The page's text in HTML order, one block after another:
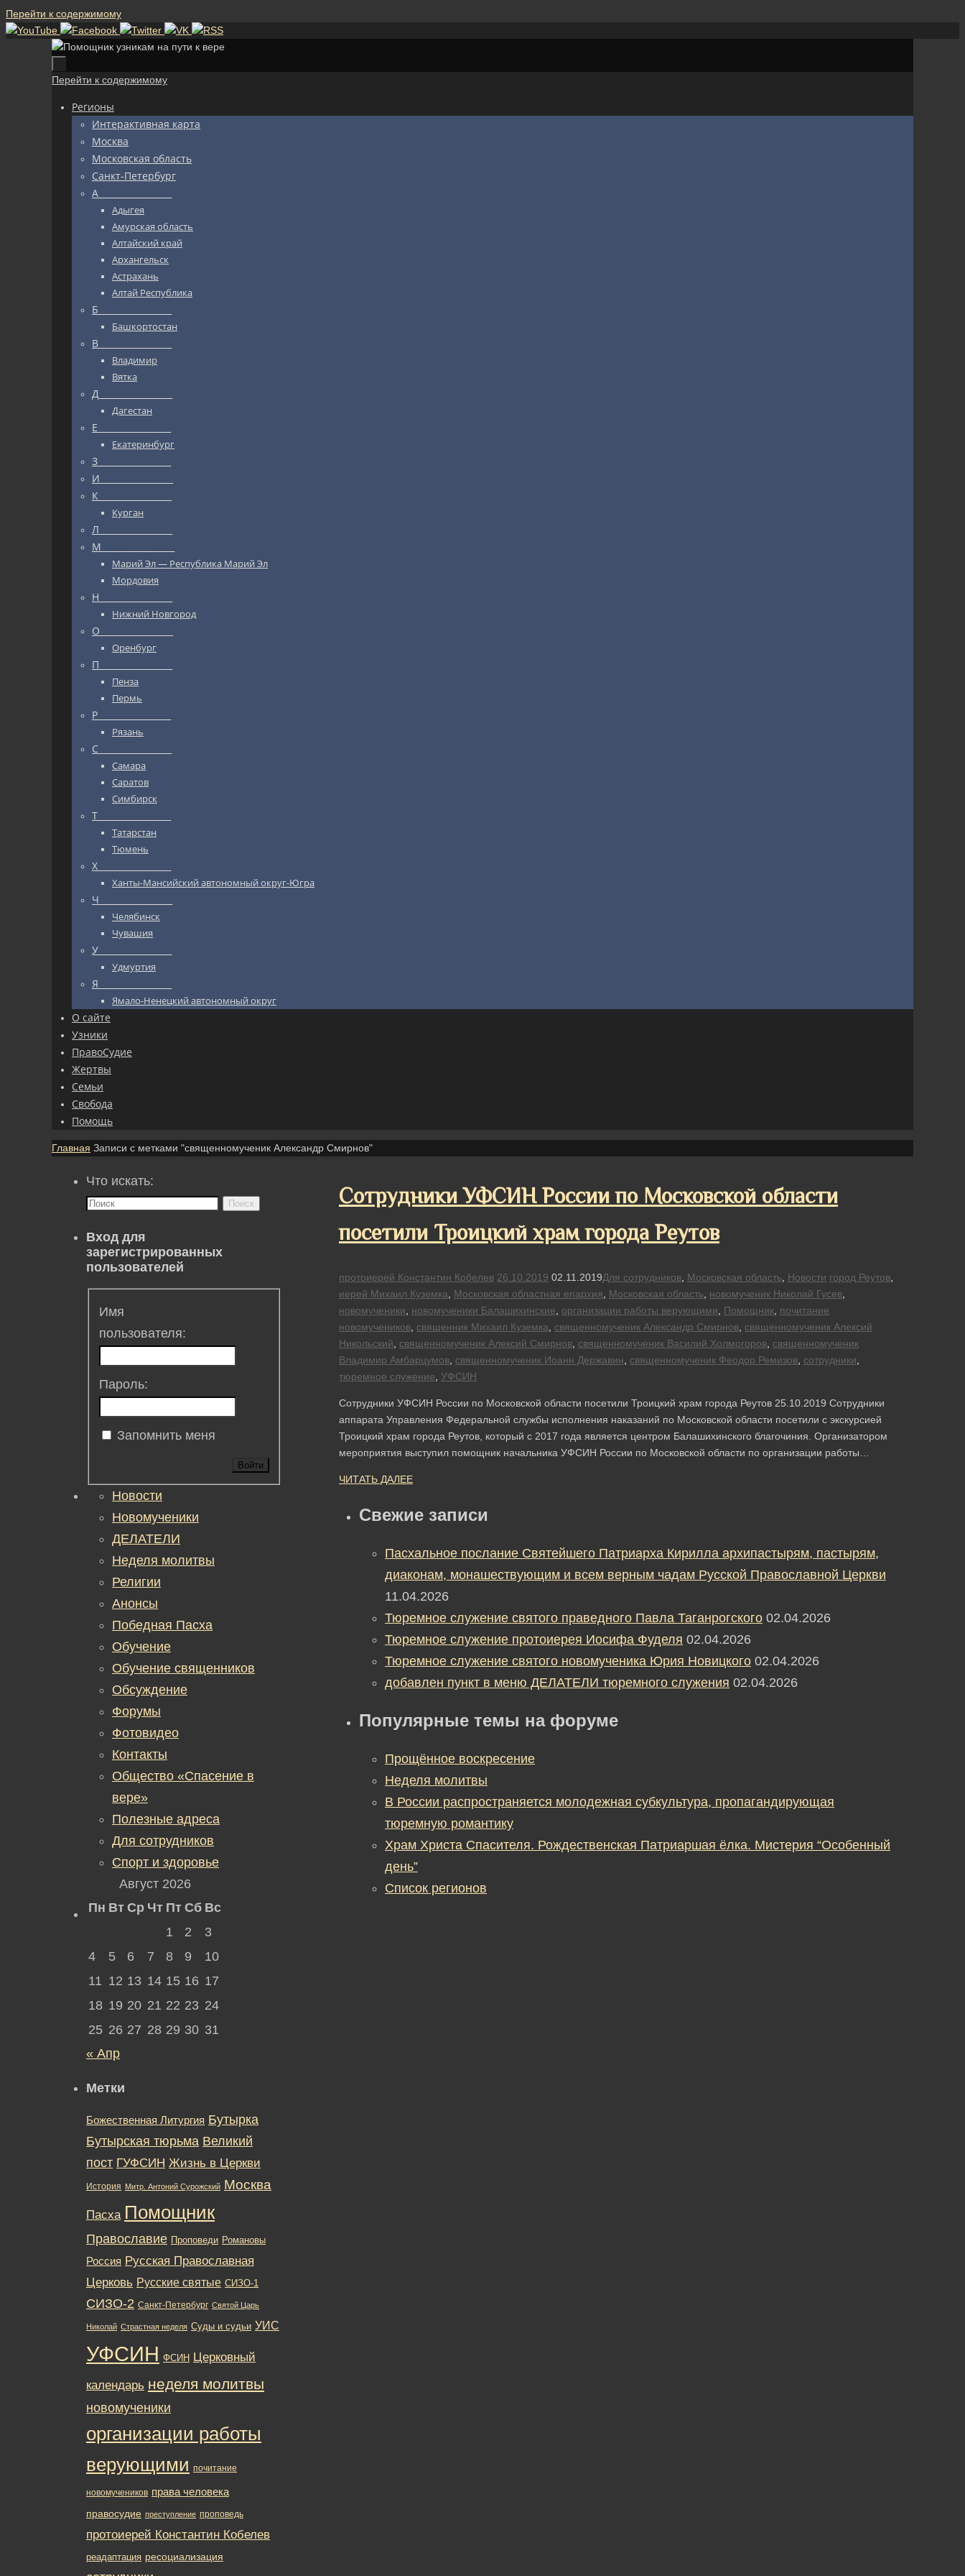
Перейти к содержимому
Перейти к содержимому
Регионы
Интерактивная карта
Москва
Московская область
Санкт-Петербург
А_________________
Адыгея
Амурская область
Алтайский край
Архангельск
Астрахань
Алтай Республика
Б_________________
Башкортостан
В_________________
Владимир
Вятка
Д_________________
Дагестан
Е_________________
Екатеринбург
З_________________
И_________________
К_________________
Курган
Л_________________
М_________________
Марий Эл — Республика Марий Эл
Мордовия
Н_________________
Нижний Новгород
О_________________
Оренбург
П_________________
Пенза
Пермь
Р_________________
Рязань
С_________________
Самара
Саратов
Симбирск
Т_________________
Татарстан
Тюмень
Х_________________
Ханты-Мансийский автономный округ-Югра
Ч_________________
Челябинск
Чувашия
У_________________
Удмуртия
Я_________________
Ямало-Ненецкий автономный округ
О сайте
Узники
ПравоСудие
Жертвы
Семьи
Свобода
Помощь
Главная Записи с метками "священномученик Александр Смирнов"
Сотрудники УФСИН России по Московской области
посетили Троицкий храм города Реутов
протоиерей Константин Кобелев 26.10.2019 02.11.2019Для сотрудников Московская область Новости город Реутов
иерей Михаил Куземка
Московская областная епархия Московская область новомученик Николай Гусев
новомученики
новомученики Балашихинские организации работы верующими Помощник почитание
новомучеников священник Михаил Куземка священномученик Александр Смирнов священномученик Алексий
Никольский
священномученик Алексий Смирнов священномученик Василий Холмогоров священномученик
Владимир Амбарцумов священномученик Иоанн Державин священномученик Феодор Ремизов сотрудники
тюремное служение
УФСИН
Сотрудники УФСИН России по Московской области посетили Троицкий храм города Реутов 25.10.2019 Сотрудники
аппарата Управления Федеральной службы исполнения наказаний по Московской области посетили с экскурсией
Троицкий храм города Реутов, который с 2017 года является центром Балашихинского благочиния. Организатором
мероприятия выступил помощник начальника УФСИН России по Московской области по организации работы…
ЧИТАТЬ ДАЛЕЕ
Свежие записи
Пасхальное послание Святейшего Патриарха Кирилла архипастырям, пастырям,
диаконам, монашествующим и всем верным чадам Русской Православной Церкви
11.04.2026
Тюремное служение святого праведного Павла Таганрогского 02.04.2026
Тюремное служение протоиерея Иосифа Фуделя 02.04.2026
Тюремное служение святого новомученика Юрия Новицкого 02.04.2026
добавлен пункт в меню ДЕЛАТЕЛИ тюремного служения 02.04.2026
Популярные темы на форуме
Прощённое воскресение
Неделя молитвы
В России распространяется молодежная субкультура, пропагандирующая
тюремную романтику
Храм Христа Спасителя. Рождественская Патриаршая ёлка. Мистерия “Особенный
день”
Список регионов
Что искать:
Поиск
Вход для
зарегистрированных
пользователей
Имя
пользователя:
Пароль:
Запомнить меня
Войти
Новости
Новомученики
ДЕЛАТЕЛИ
Неделя молитвы
Религии
Анонсы
Победная Пасха
Обучение
Обучение священников
Обсуждение
Форумы
Фотовидео
Контакты
Общество «Спасение в
вере»
Полезные адреса
Для сотрудников
Спорт и здоровье
Август 2026
Пн Вт Ср Чт Пт Сб Вс
1
2
3
4
5 6 7 8 9
10
11 12 13 14 15 16 17
18 19 20 21 22 23 24
25 26 27 28 29 30 31
« Апр
Метки
Божественная Литургия Бутырка
Бутырская тюрьма Великий
пост ГУФСИН Жизнь в Церкви
История Митр. Антоний Сурожский Москва
Пасха Помощник
Православие Проповеди Романовы
Россия Русская Православная
Церковь Русские святые СИЗО-1
СИЗО-2 Санкт-Петербург Святой Царь
Николай Страстная неделя Суды и судьи УИС
УФСИН ФСИН Церковный
календарь неделя молитвы
новомученики
организации работы
верующими почитание
новомучеников права человека
правосудие преступление проповедь
протоиерей Константин Кобелев
реадаптация ресоциализация